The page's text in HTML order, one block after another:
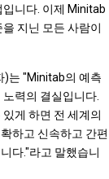
니다. 이제 Minitab
지닌 모든 사람이
)는 "Minitab의 예측
력의 결실입니다.
게 하면 전 세계의
하고 신속하고 간편
다."라고 말했습니